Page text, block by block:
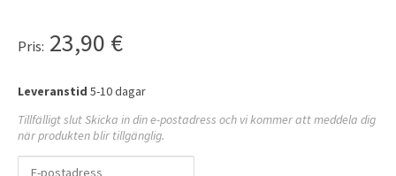
Pris: 23,90 €
Leveranstid 5-10 dagar
Tillfälligt slut Skicka in din e-postadress och vi kommer att meddela dig
när produkten blir tillgänglig.